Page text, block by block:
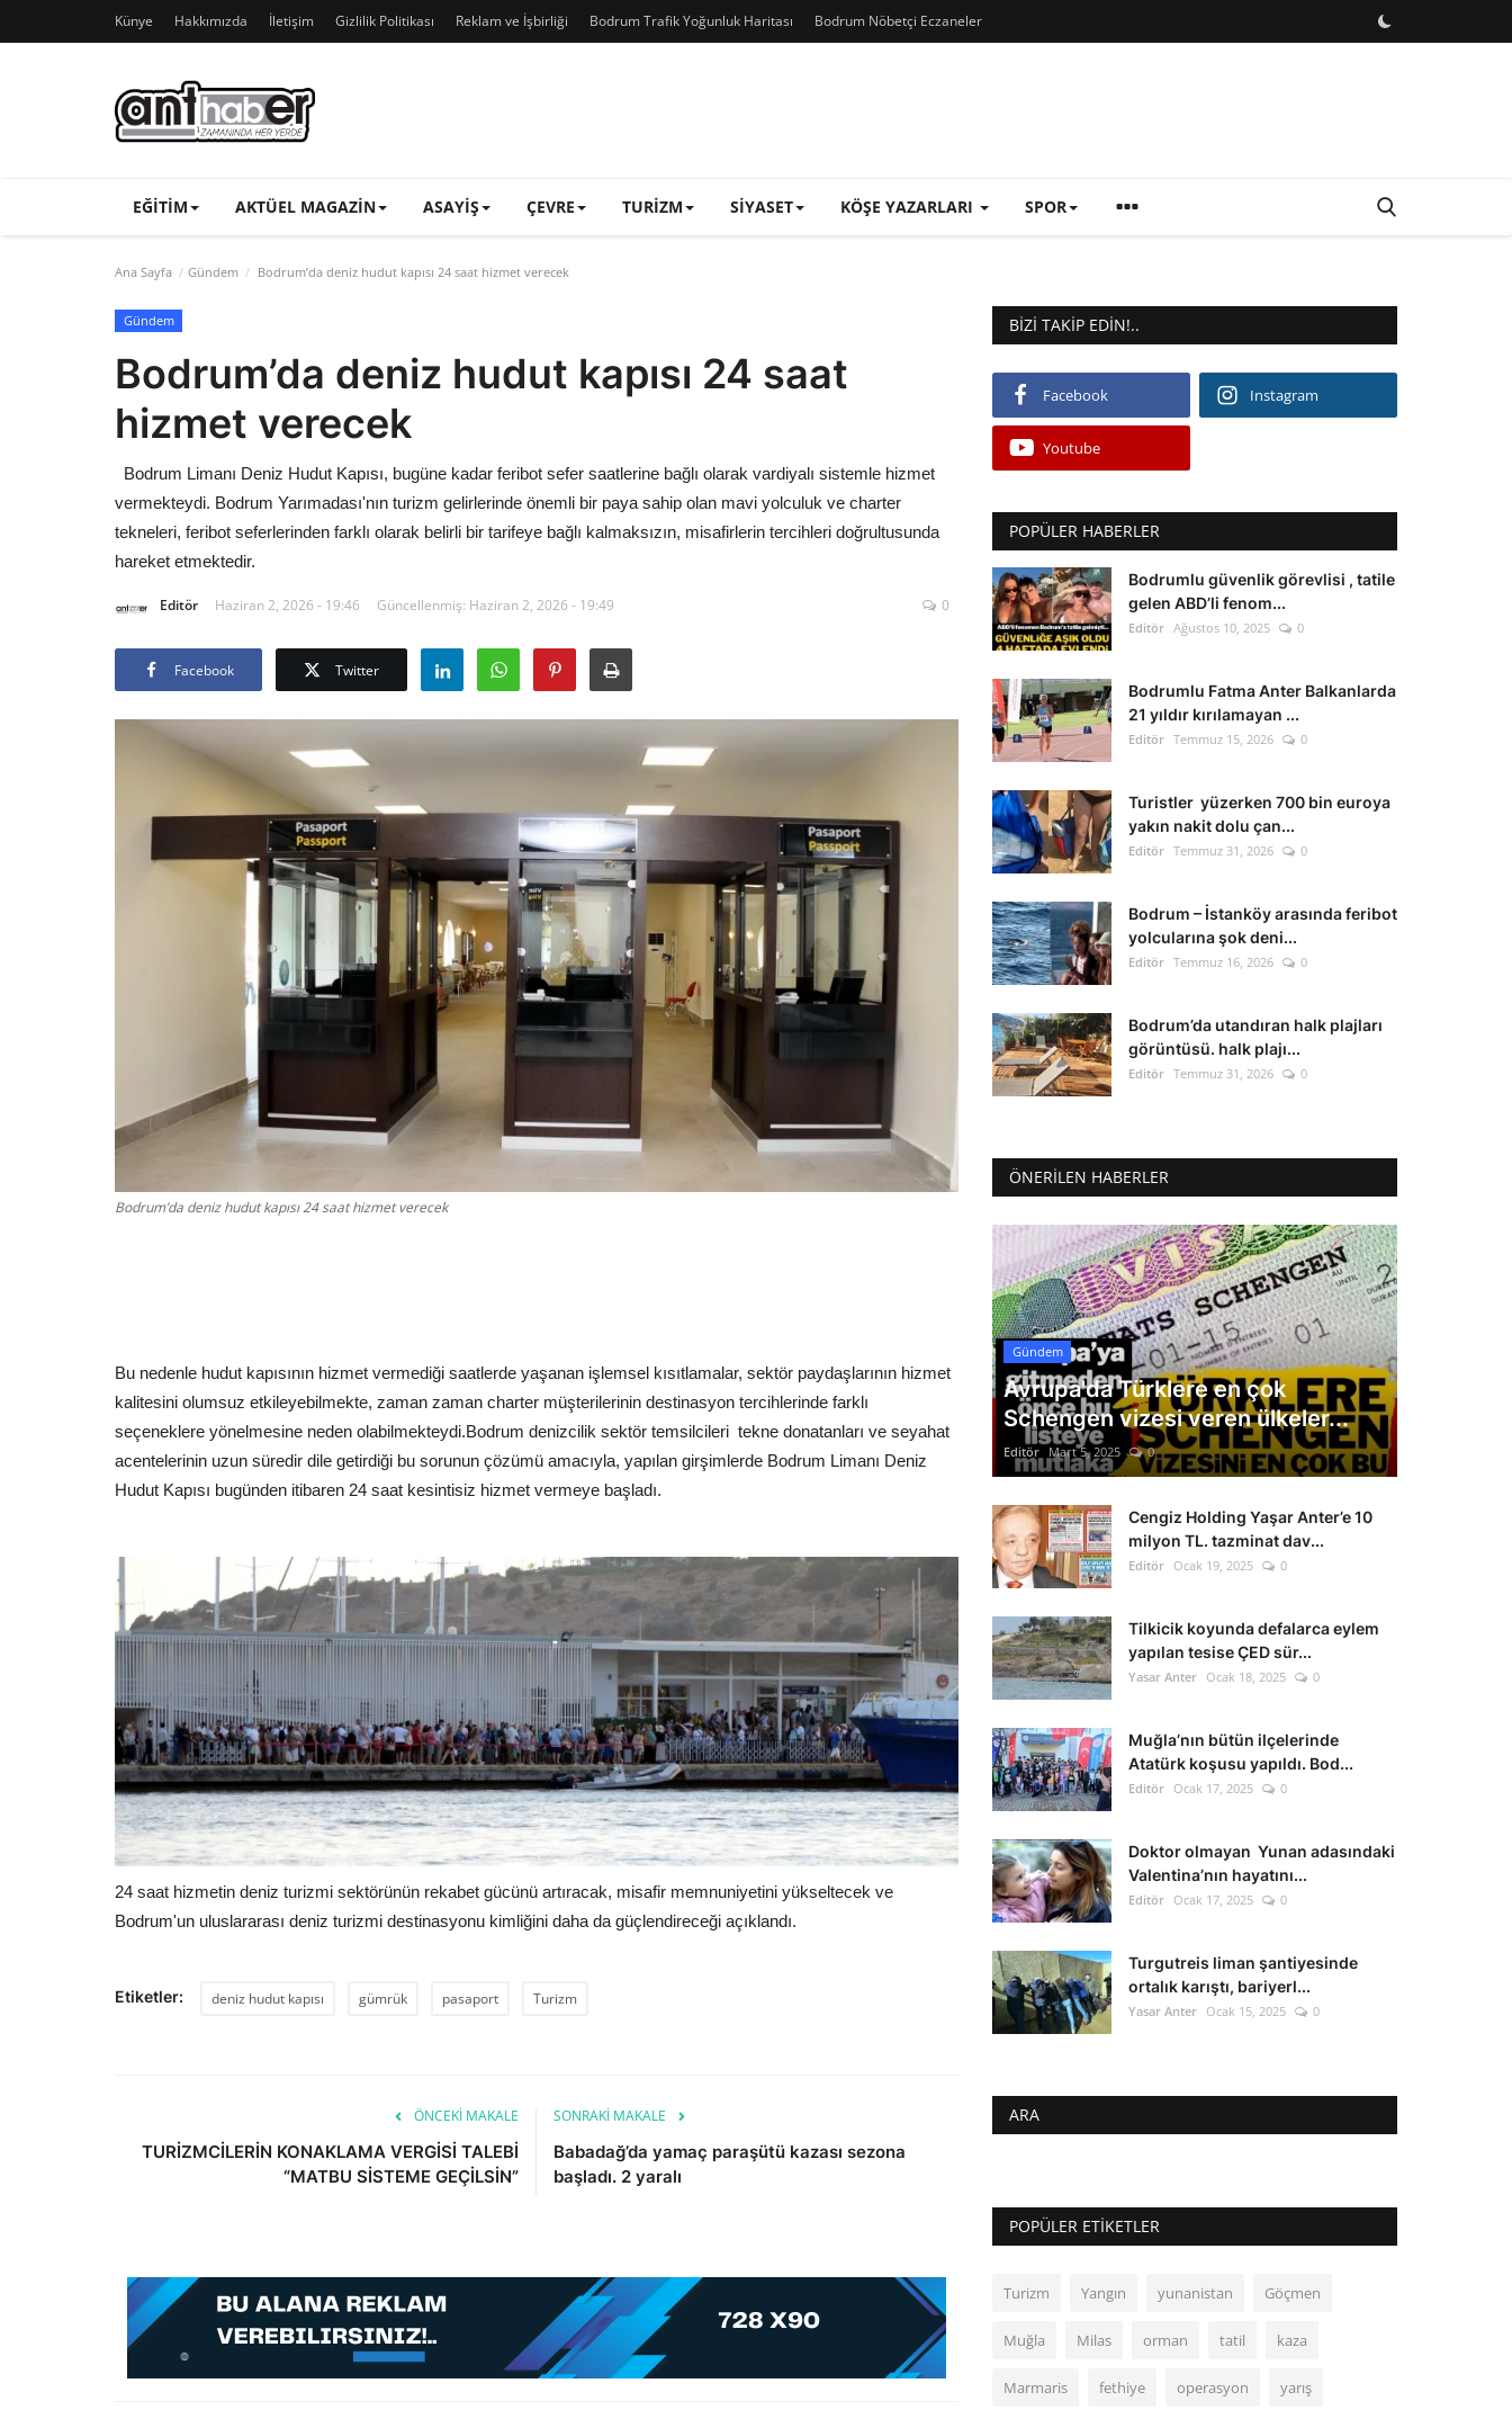
Künye Hakkımızda İletişim Gizlilik Politikası Reklam ve İşbirliği Bodrum Trafik Yoğunluk Haritası Bodrum Nöbetçi Eczaneler
EĞITIM AKTÜEL MAGAZIN ASAYIŞ ÇEVRE TURIZM SIYASET KÖŞE YAZARLARI SPOR
Ana Sayfa Gündem Bodrum’da deniz hudut kapısı 24 saat hizmet verecek
Gündem
Bodrum’da deniz hudut kapısı 24 saat
hizmet verecek
Bodrum Limanı Deniz Hudut Kapısı, bugüne kadar feribot sefer saatlerine bağlı olarak vardiyalı sistemle hizmet
vermekteydi. Bodrum Yarımadası'nın turizm gelirlerinde önemli bir paya sahip olan mavi yolculuk ve charter
tekneleri, feribot seferlerinden farklı olarak belirli bir tarifeye bağlı kalmaksızın, misafirlerin tercihleri doğrultusunda
hareket etmektedir.
Editör Haziran 2, 2026 - 19:46 Güncellenmiş: Haziran 2, 2026 - 19:49 0
Facebook Twitter
Bodrum’da deniz hudut kapısı 24 saat hizmet verecek
Bu nedenle hudut kapısının hizmet vermediği saatlerde yaşanan işlemsel kısıtlamalar, sektör paydaşlarının hizmet
kalitesini olumsuz etkileyebilmekte, zaman zaman charter müşterilerinin destinasyon tercihlerinde farklı
seçeneklere yönelmesine neden olabilmekteydi.Bodrum denizcilik sektör temsilcileri tekne donatanları ve seyahat
acentelerinin uzun süredir dile getirdiği bu sorunun çözümü amacıyla, yapılan girşimlerde Bodrum Limanı Deniz
Hudut Kapısı bugünden itibaren 24 saat kesintisiz hizmet vermeye başladı.
24 saat hizmetin deniz turizmi sektörünün rekabet gücünü artıracak, misafir memnuniyetini yükseltecek ve
Bodrum'un uluslararası deniz turizmi destinasyonu kimliğini daha da güçlendireceği açıklandı.
Etiketler: deniz hudut kapısı gümrük pasaport Turizm
ÖNCEKI MAKALE
TURİZMCİLERİN KONAKLAMA VERGİSİ TALEBİ
“MATBU SİSTEME GEÇİLSİN”
SONRAKI MAKALE
Babadağ’da yamaç paraşütü kazası sezona
başladı. 2 yaralı
BIZI TAKIP EDIN!..
Facebook Instagram
Youtube
POPÜLER HABERLER
Bodrumlu güvenlik görevlisi , tatile
gelen ABD’li fenom...
Editör Ağustos 10, 2025 0
Bodrumlu Fatma Anter Balkanlarda
21 yıldır kırılamayan ...
Editör Temmuz 15, 2026 0
Turistler yüzerken 700 bin euroya
yakın nakit dolu çan...
Editör Temmuz 31, 2026 0
Bodrum – İstanköy arasında feribot
yolcularına şok deni...
Editör Temmuz 16, 2026 0
Bodrum’da utandıran halk plajları
görüntüsü. halk plajı...
Editör Temmuz 31, 2026 0
ÖNERILEN HABERLER
Gündem
Avrupa'da Türklere en çok
Schengen vizesi veren ülkeler...
Editör Mart 5, 2025 0
Cengiz Holding Yaşar Anter’e 10
milyon TL. tazminat dav...
Editör Ocak 19, 2025 0
Tilkicik koyunda defalarca eylem
yapılan tesise ÇED sür...
Yasar Anter Ocak 18, 2025 0
Muğla’nın bütün ilçelerinde
Atatürk koşusu yapıldı. Bod...
Editör Ocak 17, 2025 0
Doktor olmayan Yunan adasındaki
Valentina’nın hayatını...
Editör Ocak 17, 2025 0
Turgutreis liman şantiyesinde
ortalık karıştı, bariyerl...
Yasar Anter Ocak 15, 2025 0
ARA
POPÜLER ETIKETLER
Turizm Yangın yunanistan Göçmen
Muğla Milas orman tatil kaza
Marmaris fethiye operasyon yarış